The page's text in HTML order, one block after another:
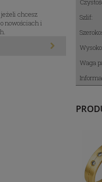
chcesz
nowościach i
Szlif:
Waga